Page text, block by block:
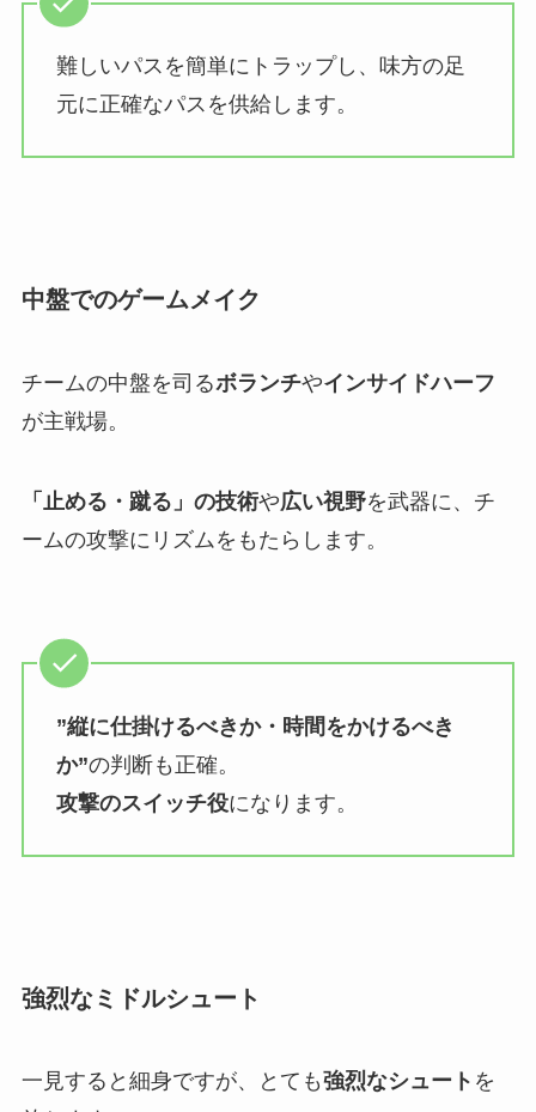
難しいパスを簡単にトラップし、味方の足
元に正確なパスを供給します。
中盤でのゲームメイク
チームの中盤を司るボランチやインサイドハーフ
が主戦場。
「止める・蹴る」の技術や広い視野を武器に、チ
ームの攻撃にリズムをもたらします。
”縦に仕掛けるべきか・時間をかけるべき
か”の判断も正確。
攻撃のスイッチ役になります。
強烈なミドルシュート
一見すると細身ですが、とても強烈なシュート を